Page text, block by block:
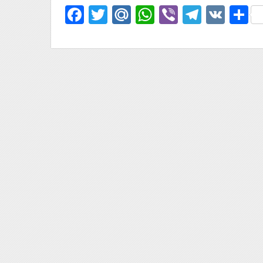
Facebook
TwitterMail.Ru
WhatsApp
Viber VK